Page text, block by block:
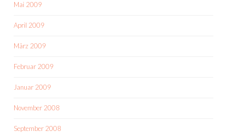
Mai 2009
April 2009
März 2009
Februar 2009
Januar 2009
November 2008
September 2008